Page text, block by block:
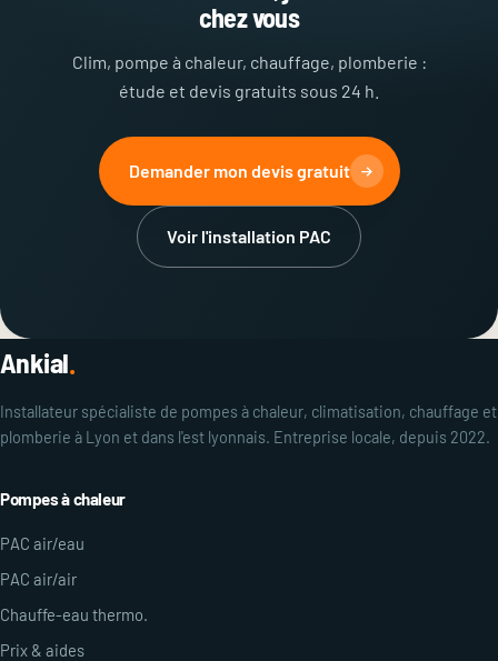
chez vous
Clim, pompe à chaleur, chauffage, plomberie :
étude et devis gratuits sous 24 h.
Demander mon devis gratuit
Voir l'installation PAC
Ankial.
Installateur spécialiste de pompes à chaleur, climatisation, chauffage et
plomberie à Lyon et dans l'est lyonnais. Entreprise locale, depuis 2022.
Pompes à chaleur
PAC air/eau
PAC air/air
Chauffe-eau thermo.
Prix & aides